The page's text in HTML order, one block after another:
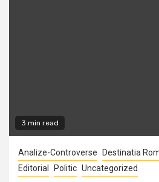
3 min read
Analize-Controverse Destinatia
Editorial
Politic Uncategorized